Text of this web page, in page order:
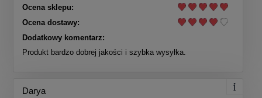
Ocena sklepu:
Ocena dostawy:
Dodatkowy komentarz:
Produkt bardzo dobrej jakości i szybka wysyłka.
Darya